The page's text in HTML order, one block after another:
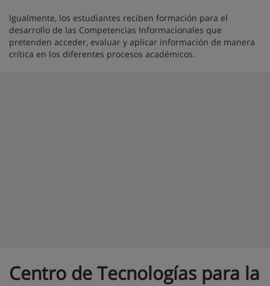
Igualmente, los estudiantes reciben formación para el
desarrollo de las Competencias Informacionales que
pretenden acceder, evaluar y aplicar información de manera
crítica en los diferentes procesos académicos.
Centro de Tecnologías para la